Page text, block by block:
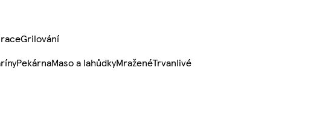
Grilování
PekárnaMaso a lahůdkyMraženéTrvanlivé